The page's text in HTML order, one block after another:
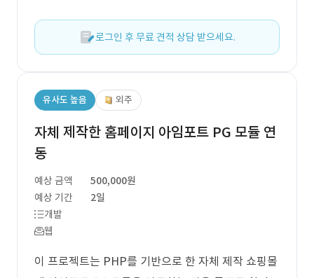
로그인 후 무료 견적 상담 받으세요.
유사도 높음 외주
자체 제작한 홈페이지 아임포트 PG 모듈 연
동
예상 금액
500,000원
예상 기간
2일
개발
웹
이 프로젝트는 PHP를 기반으로 한 자체 제작 쇼핑몰